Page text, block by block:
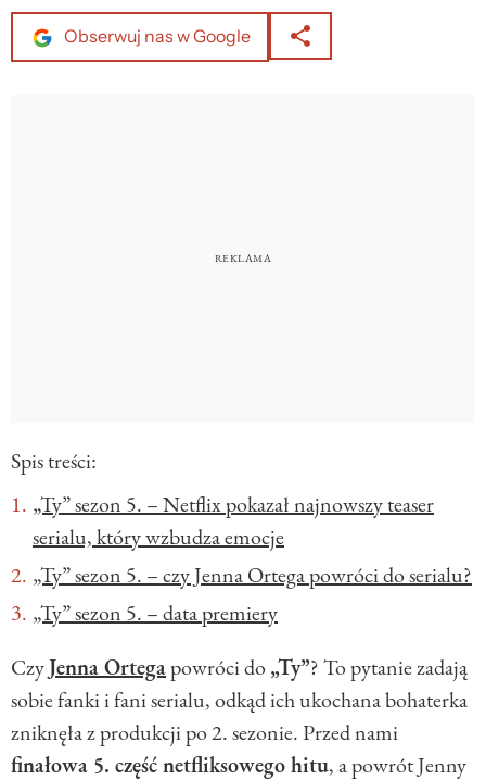
Obserwuj nas w Google
Spis treści:
„Ty” sezon 5. – Netflix pokazał najnowszy teaser
serialu, który wzbudza emocje
„Ty” sezon 5. – czy Jenna Ortega powróci do serialu?
„Ty” sezon 5. – data premiery
CzyJenna Ortegapowróci do„Ty”? To pytanie zadają
sobie fanki i fani serialu, odkąd ich ukochana bohaterka
zniknęła z produkcji po 2. sezonie. Przed nami
finałowa 5. część netfliksowego hitu, a powrót Jenny